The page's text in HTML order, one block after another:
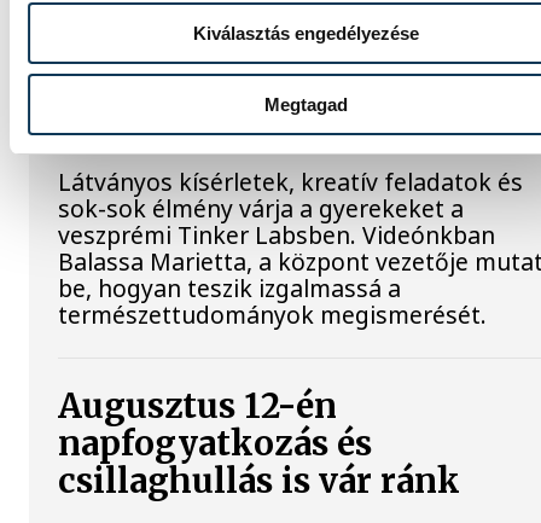
Kiválasztás engedélyezése
Megtagad
Játék közben fedezik fel a
tudomány világát a
Látványos kísérletek, kreatív feladatok és
sok-sok élmény várja a gyerekeket a
veszprémi Tinker Labsben. Videónkban
Balassa Marietta, a központ vezetője
be, hogyan teszik izgalmassá a
természettudományok megismerését.
Augusztus 12-én
napfogyatkozás és
csillaghullás is vár ránk